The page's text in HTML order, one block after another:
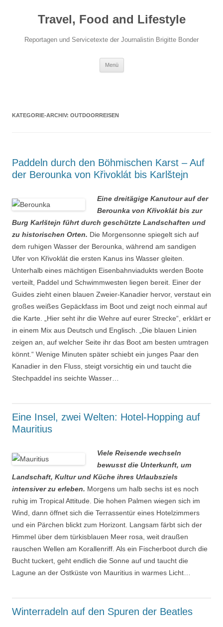
Travel, Food and Lifestyle
Reportagen und Servicetexte der Journalistin Brigitte Bonder
Menü
KATEGORIE-ARCHIV: OUTDOORREISEN
Paddeln durch den Böhmischen Karst – Auf
der Berounka von Křivoklát bis Karlštejn
Eine dreitägige Kanutour auf der
Berounka von Křivoklát bis zur
Burg Karlštejn führt durch geschützte Landschaften und
zu historischen Orten. Die Morgensonne spiegelt sich auf
dem ruhigen Wasser der Berounka, während am sandigen
Ufer von Křivoklát die ersten Kanus ins Wasser gleiten.
Unterhalb eines mächtigen Eisenbahnviadukts werden Boote
verteilt, Paddel und Schwimmwesten liegen bereit. Einer der
Guides zieht einen blauen Zweier-Kanadier hervor, verstaut ein
großes weißes Gepäckfass im Boot und zeigt noch einmal auf
die Karte. „Hier seht ihr die Wehre auf eurer Strecke“, erklärt er
in einem Mix aus Deutsch und Englisch. „Die blauen Linien
zeigen an, auf welcher Seite ihr das Boot am besten umtragen
könnt.“ Wenige Minuten später schiebt ein junges Paar den
Kanadier in den Fluss, steigt vorsichtig ein und taucht die
Stechpaddel ins seichte Wasser…
Eine Insel, zwei Welten: Hotel-Hopping auf
Mauritius
Viele Reisende wechseln
bewusst die Unterkunft, um
Landschaft, Kultur und Küche ihres Urlaubsziels
intensiver zu erleben. Morgens um halb sechs ist es noch
ruhig im Tropical Attitude. Die hohen Palmen wiegen sich im
Wind, dann öffnet sich die Terrassentür eines Hotelzimmers
und ein Pärchen blickt zum Horizont. Langsam färbt sich der
Himmel über dem türkisblauen Meer rosa, weit draußen
rauschen Wellen am Korallenriff. Als ein Fischerboot durch die
Bucht tuckert, geht endlich die Sonne auf und taucht die
Lagune an der Ostküste von Mauritius in warmes Licht…
Winterradeln auf den Spuren der Beatles